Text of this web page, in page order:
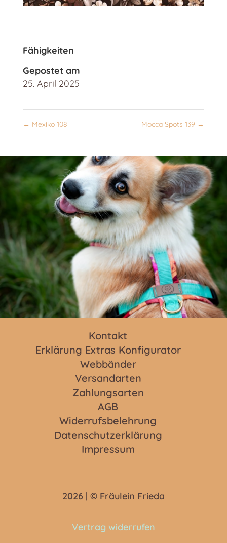
Fähigkeiten
Gepostet am
25. April 2025
← Mexiko 108 Mocca Spots 139 →
Kontakt
Erklärung Extras Konfigurator
Webbänder
Versandarten
Zahlungsarten
AGB
Widerrufsbelehrung
Datenschutzerklärung
Impressum
2026 | © Fräulein Frieda
Vertrag widerrufen